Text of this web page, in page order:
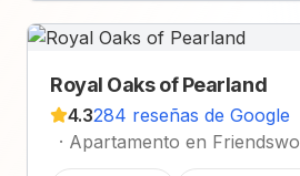
Royal Oaks of Pearland
4.3284 reseñas de Google
· Apartamento en